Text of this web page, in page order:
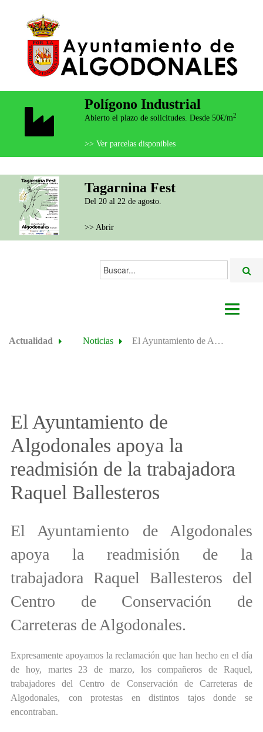
Polígono Industrial
Abierto el plazo de solicitudes. Desde 50€/m2
>> Ver parcelas disponibles
Tagarnina Fest
Del 20 al 22 de agosto.
>> Abrir
Buscar...
AYUNTAMIENTO
SEDE ELECTRÓNICA
Actualidad Noticias El Ayuntamiento de Algodonales apoya la readmisión de la trabajadora Raquel Ballesteros
El Ayuntamiento de
Algodonales apoya la
readmisión de la trabajadora
Raquel Ballesteros
El Ayuntamiento de Algodonales
apoya la readmisión de la
trabajadora Raquel Ballesteros del
Centro de Conservación de
Carreteras de Algodonales.
Expresamente apoyamos la reclamación que han hecho en el día
de hoy, martes 23 de marzo, los compañeros de Raquel,
trabajadores del Centro de Conservación de Carreteras de
Algodonales, con protestas en distintos tajos donde se
encontraban.